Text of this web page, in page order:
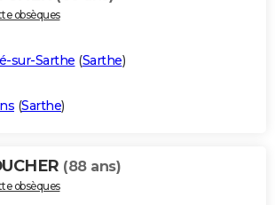
obsèques
sur-Sarthe (Sarthe)
(Sarthe)
(88 ans)
obsèques